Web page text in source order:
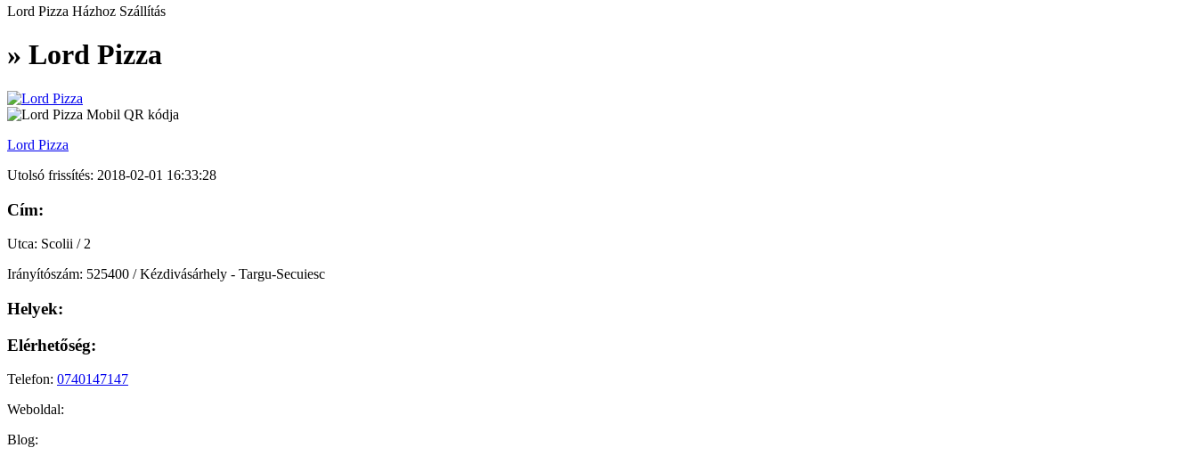
Lord Pizza Házhoz Szállítás
» Lord Pizza
Lord Pizza
Utolsó frissítés: 2018-02-01 16:33:28
Cím:
Utca: Scolii / 2
Irányítószám: 525400 / Kézdivásárhely - Targu-Secuiesc
Helyek:
Elérhetőség:
Telefon: 0740147147
Weboldal:
Blog: